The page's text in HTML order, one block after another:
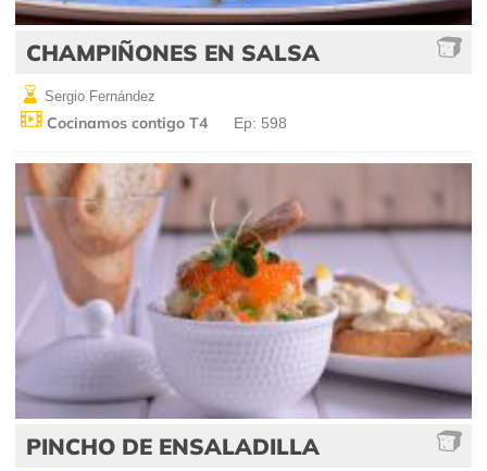
CHAMPIÑONES EN SALSA
Sergio Fernández
Cocinamos contigo T4 Ep: 598
PINCHO DE ENSALADILLA